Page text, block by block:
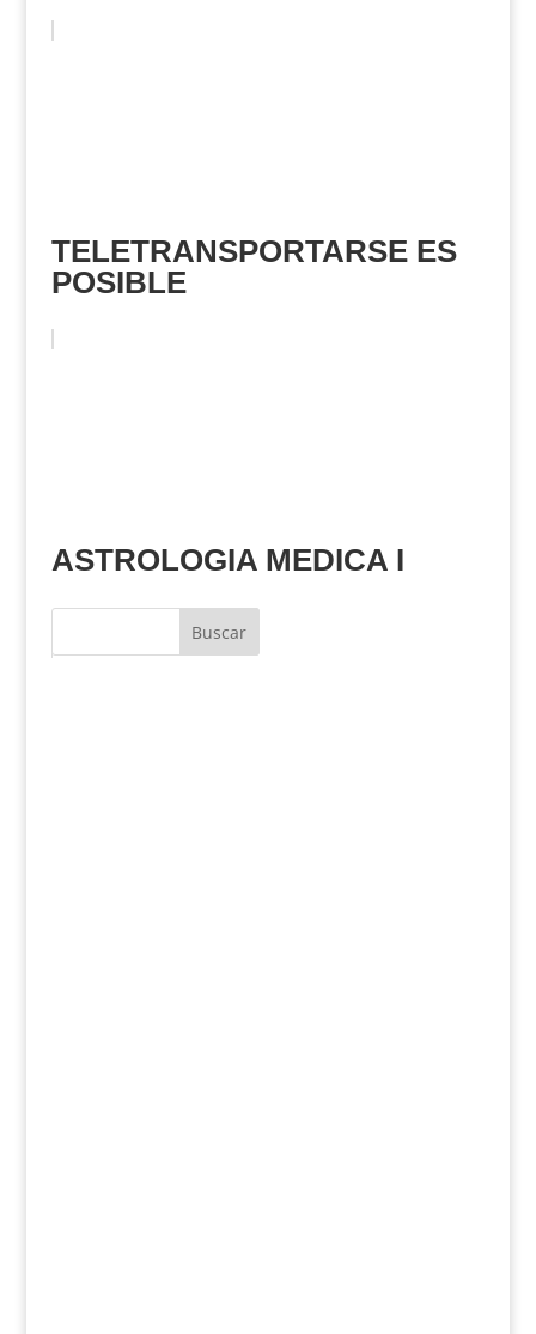
TELETRANSPORTARSE ES
POSIBLE
ASTROLOGIA MEDICA I
Buscar